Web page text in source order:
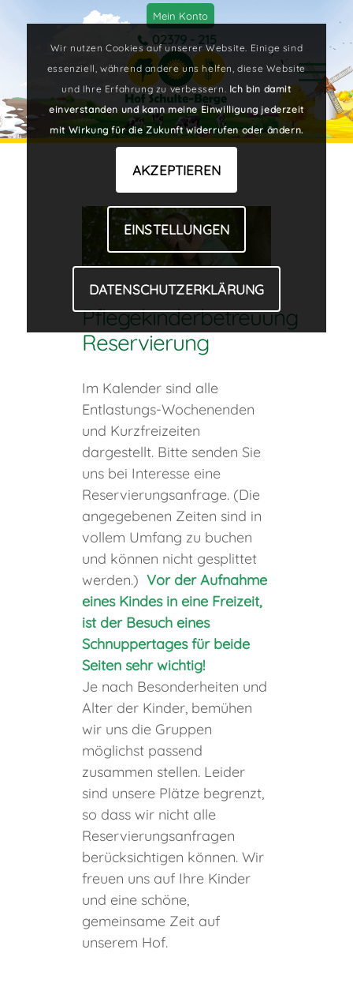
Mein Konto
02379 - 215
Pflegekinderbetreuung
Reservierung
Im Kalender sind alle
Entlastungs-Wochenenden
und Kurzfreizeiten
dargestellt. Bitte senden Sie
uns bei Interesse eine
Reservierungsanfrage. (Die
angegebenen Zeiten sind in
vollem Umfang zu buchen
und können nicht gesplittet
werden.) Vor der Aufnahme
eines Kindes in eine Freizeit,
ist der Besuch eines
Schnuppertages für beide
Seiten sehr wichtig!
Je nach Besonderheiten und
Alter der Kinder, bemühen
wir uns die Gruppen
möglichst passend
zusammen stellen. Leider
sind unsere Plätze begrenzt,
so dass wir nicht alle
Reservierungsanfragen
berücksichtigen können. Wir
freuen uns auf Ihre Kinder
und eine schöne,
gemeinsame Zeit auf
unserem Hof.
Wir nutzen Cookies auf unserer Website. Einige sind
essenziell, während andere uns helfen, diese Website
und Ihre Erfahrung zu verbessern. Ich bin damit
einverstanden und kann meine Einwilligung jederzeit
mit Wirkung für die Zukunft widerrufen oder ändern.
AKZEPTIEREN
EINSTELLUNGEN
DATENSCHUTZERKLÄRUNG